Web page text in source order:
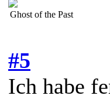
Ghost of the Past
#5
Ich habe